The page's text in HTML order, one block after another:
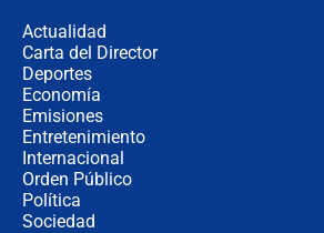
Actualidad
Carta del Director
Deportes
Economía
Emisiones
Entretenimiento
Internacional
Orden Público
Política
Sociedad